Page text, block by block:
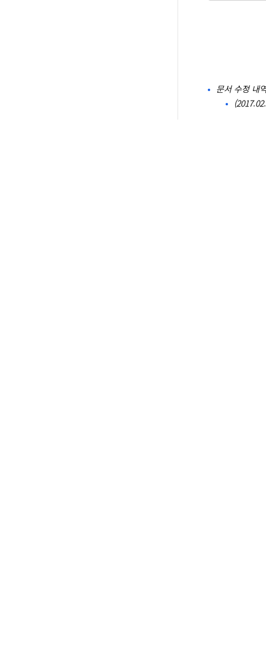
문서 수정 내